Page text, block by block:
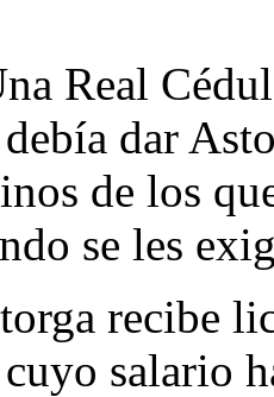
Real
dar
de los
se les
recibe
salario